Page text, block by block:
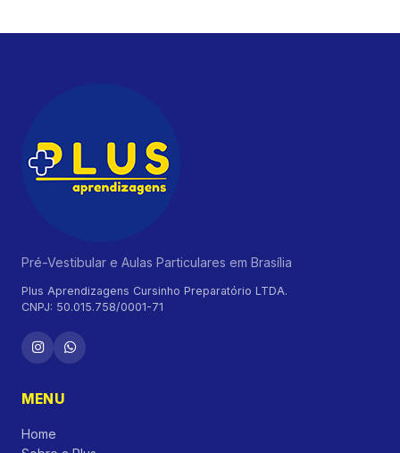
Pré-Vestibular e Aulas Particulares em Brasília
Plus Aprendizagens Cursinho Preparatório LTDA.
CNPJ: 50.015.758/0001-71
MENU
Home